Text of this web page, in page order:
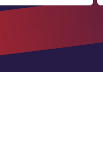
is naar